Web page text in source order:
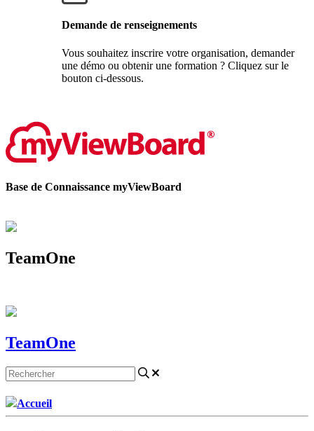
Demande de renseignements
Vous souhaitez inscrire votre organisation, demander
une démo ou obtenir une formation ? Cliquez sur le
bouton ci-dessous.
Base de Connaissance myViewBoard
TeamOne
TeamOne
Accueil